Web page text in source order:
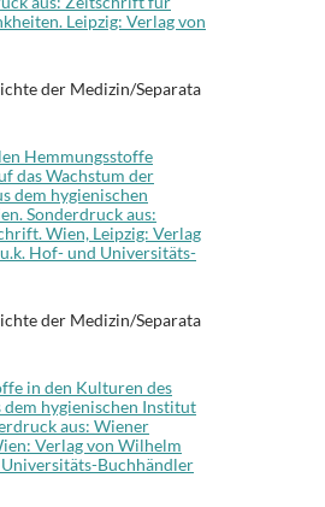
Leipzig: Verlag von
der Medizin/Separata
Hemmungsstoffe
das Wachstum der
dem hygienischen
Sonderdruck aus:
Wien, Leipzig: Verlag
Hof- und Universitäts-
der Medizin/Separata
in den Kulturen des
dem hygienischen Institut
aus: Wiener
Verlag von Wilhelm
Buchhändler